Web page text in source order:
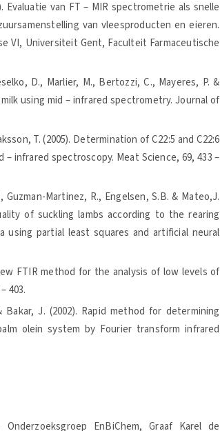
Evaluatie van FT – MIR spectrometrie als snelle
van vleesproducten en eieren.
VI, Universiteit Gent, Faculteit Farmaceutische
D., Marlier, M., Bertozzi, C., Mayeres, P. &
using mid – infrared spectrometry. Journal of
T. (2005). Determination of C22:5 and C22:6
infrared spectroscopy. Meat Science, 69, 433 –
Martinez, R., Engelsen, S.B. & Mateo,J.
of suckling lambs according to the rearing
partial least squares and artificial neural
FTIR method for the analysis of low levels of
403.
Bakar, J. (2002). Rapid method for determining
olein system by Fourier transform infrared
EnBiChem, Graaf Karel de